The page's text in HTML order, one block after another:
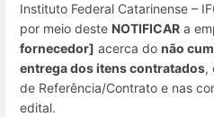
Instituto Federal Catarinense –
por meio deste NOTIFICAR a
fornecedor] acerca do não
entrega dos itens contratados,
de Referência/Contrato e nas
edital.